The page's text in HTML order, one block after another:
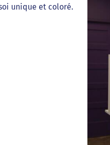
unique et coloré.